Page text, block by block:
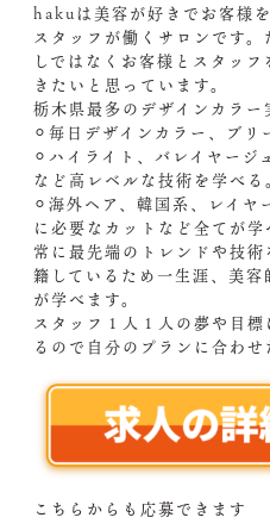
hakuは美容が好きでお客様
スタッフが働くサロンです
しではなくお客様とスタッ
きたいと思っています。
栃木県最多のデザインカラー
⚪︎毎日デザインカラー、ブリ
⚪︎ハイライト、バレイヤージ
など高レベルな技術を学べる
⚪︎海外ヘア、韓国系、レイ
に必要なカットなど全てが学
常に最先端のトレンドや技
籍しているため一生涯、美
が学べます。
スタッフ１人１人の夢や目
るので自分のプランに合わせ
こちらからも応募できます